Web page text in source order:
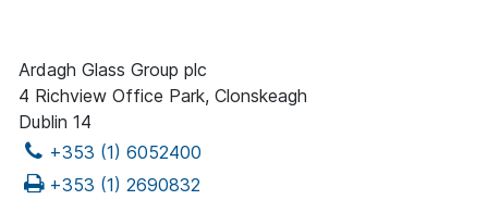
Ardagh Glass Group plc
4 Richview Office Park, Clonskeagh
Dublin 14
+353 (1) 6052400
+353 (1) 2690832